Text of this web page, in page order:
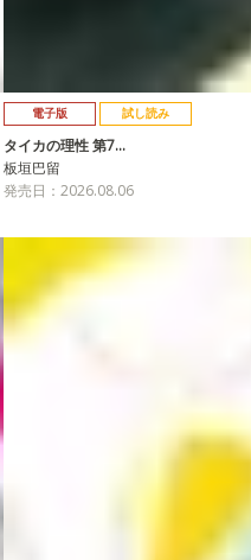
電子版 試し読み
タイカの理性 第7…
板垣巴留
発売日：2026.08.06